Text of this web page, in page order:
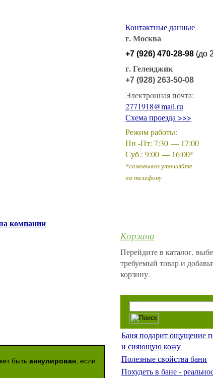
Контактные данные
г. Москва
+7 (926) 470-28-98 (до
г. Геленджик
+7 (928) 263-50-08
Электронная почта:
2771918@mail.ru
Схема проезда >>>
Режим работы:
Пн -Пт: 7:30 — 17:00
Суб.: 9:00 — 16:00*
*самовывоз уточняйте
по телефону
компании
быть аннулирован, если
Корзина
Перейдите в каталог,
требуемый товар и
корзину.
Баня подарит ощущение
и сияющую кожу
Полезные свойства бани
Похудеть в бане -